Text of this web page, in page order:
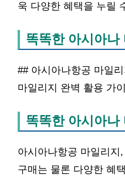
욱 다양한 혜택을 누릴
똑똑한 아시아나
## 아시아나항공 마일
마일리지 완벽 활용 가
똑똑한 아시아나
아시아나항공 마일리지
구매는 물론 다양한 혜